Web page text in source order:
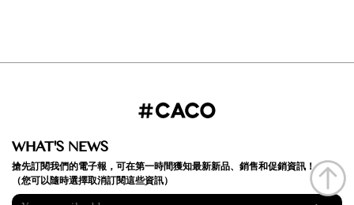
WHAT'S NEWS
搶先訂閱我們的電子報，可在第一時間獲知最新新品、銷售和促銷資訊！
（您可以隨時選擇取消訂閱這些資訊）